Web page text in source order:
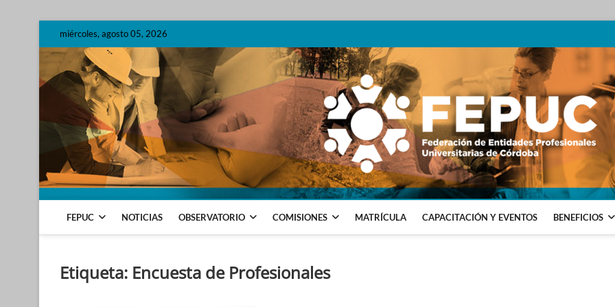
content
miércoles, agosto 05, 2026
FEDERACIÓN DE ENTIDADES PROFESIONALES UNIVERSITARIAS DE CÓRDOBA
FEPUC NOTICIAS OBSERVATORIO COMISIONES MATRÍCULA CAPACITACIÓN Y EVENTOS BENEFICIOS
Etiqueta: Encuesta de Profesionales